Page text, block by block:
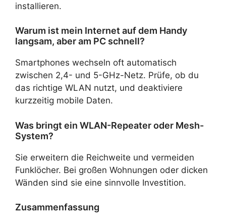
installieren.
Warum ist mein Internet auf dem Handy
langsam, aber am PC schnell?
Smartphones wechseln oft automatisch
zwischen 2,4- und 5-GHz-Netz. Prüfe, ob du
das richtige WLAN nutzt, und deaktiviere
kurzzeitig mobile Daten.
Was bringt ein WLAN-Repeater oder Mesh-
System?
Sie erweitern die Reichweite und vermeiden
Funklöcher. Bei großen Wohnungen oder dicken
Wänden sind sie eine sinnvolle Investition.
Zusammenfassung